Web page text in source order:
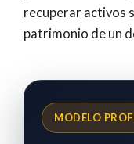
recuperar activos
patrimonio de un
MODELO